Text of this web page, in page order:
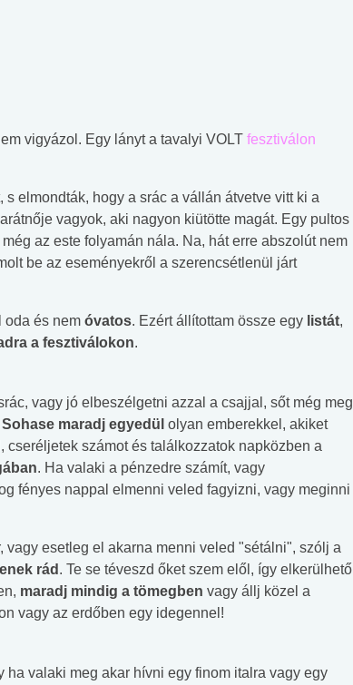
vigyázol. Egy lányt a tavalyi VOLT fesztiválon
elmondták, hogy a srác a vállán átvetve vitt ki a
vagyok, aki nagyon kiütötte magát. Egy pultos
az este folyamán nála. Na, hát erre abszolút nem
be az eseményekről a szerencsétlenül járt
oda és nem óvatos. Ezért állítottam össze egy listát,
a fesztiválokon.
vagy jó elbeszélgetni azzal a csajjal, sőt még meg
Sohase maradj egyedül olyan emberekkel, akiket
számot és találkozzatok napközben a
. Ha valaki a pénzedre számít, vagy
fényes nappal elmenni veled fagyizni, vagy meginni
esetleg el akarna menni veled "sétálni", szólj a
rád . Te se téveszd őket szem elől, így elkerülhető
maradj mindig a tömegben vagy állj közel a
vagy az erdőben egy idegennel!
ha valaki meg akar hívni egy finom italra vagy egy